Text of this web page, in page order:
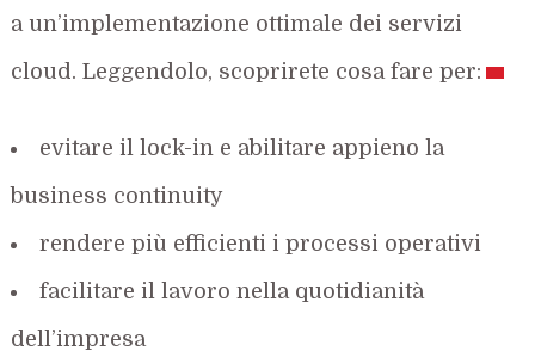
a un’implementazione ottimale dei servizi
cloud. Leggendolo, scoprirete cosa fare per:
evitare il lock-in e abilitare appieno la
business continuity
rendere più efficienti i processi operativi
facilitare il lavoro nella quotidianità
dell’impresa